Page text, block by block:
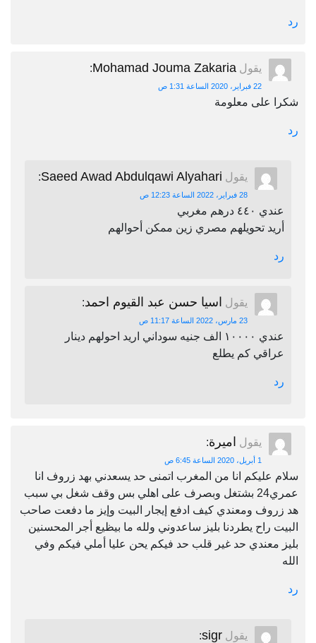
رد
يقول Mohamad Jouma Zakaria
:
22 فبراير، 2020 الساعة 1:31 ص
شكرا على معلومة
رد
يقول Saeed Awad Abdulqawi Alyahari
:
28 فبراير، 2022 الساعة 12:23 ص
عندي ٤٤٠ درهم مغربي
أريد تحويلهم مصري زين ممكن أحوالهم
رد
يقول اسيا حسن عبد القيوم احمد:
23 مارس، 2022 الساعة 11:17 ص
عندي ١٠٠٠٠ الف جنيه سوداني اريد احولهم دينار
عراقي كم يطلع
رد
يقول اميرة:
1 أبريل، 2020 الساعة 6:45 ص
سلام عليكم انا من المغرب اتمنى حد يسعدني بهد زروف انا
عمري24 بشتغل وبصرف على اهلي بس وقف شغل بي سبب
هد زروف ومعندي كيف ادفع إيجار البيت وإيز ما دفعت صاحب
البيت راح يطردنا بليز ساعدوني ولله ما بيظيع أجر المحسنين
بليز معندي حد غير قلب حد فيكم يحن عليا أملي فيكم وفي
الله
رد
يقول sigr
: